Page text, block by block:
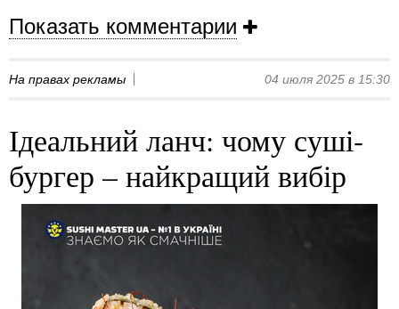
Показать комментарии
На правах рекламы 04 июля 2025 в 15:30
Ідеальний ланч: чому суші-
бургер – найкращий вибір